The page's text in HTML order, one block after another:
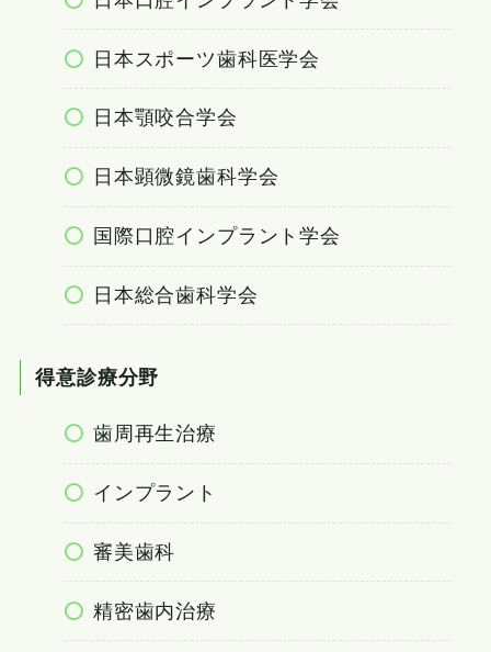
日本スポーツ歯科医学会
日本顎咬合学会
日本顕微鏡歯科学会
国際口腔インプラント学会
日本総合歯科学会
得意診療分野
歯周再生治療
インプラント
審美歯科
精密歯内治療